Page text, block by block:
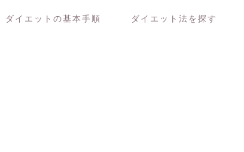
ダイエットの基本手順 ダイエット法を探す